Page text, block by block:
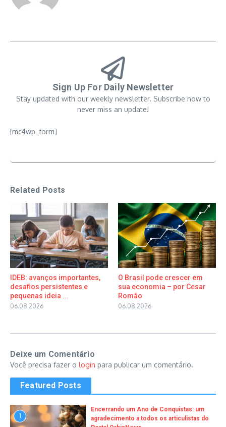
Sign Up For Daily Newsletter
Stay updated with our weekly newsletter. Subscribe now to
never miss an update!
[mc4wp_form]
Related Posts
IDEB: avanços importantes,
desafios persistentes e
pequenas ideia ...
06.08.2026
O Brasil pode crescer em
sua economia – por Cesar
Romão
06.08.2026
Deixe um Comentário
Você precisa fazer o login para publicar um comentário.
Featured Posts
1
Encerrando um Ano de Conquistas: um
agradecimento a todos os articulistas do